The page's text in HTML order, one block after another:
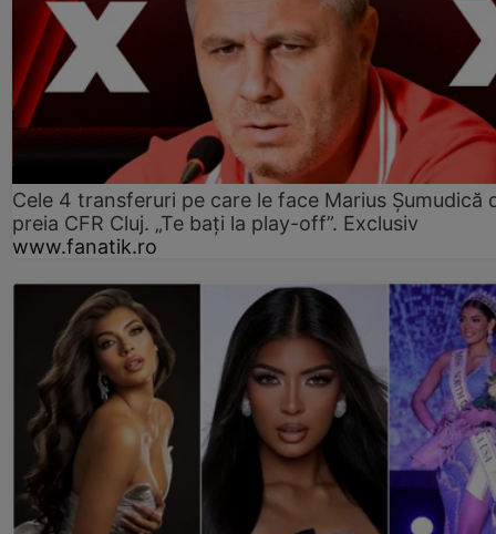
Cele 4 transferuri pe care le face Marius Șumudică
preia CFR Cluj. „Te bați la play-off”. Exclusiv
www.fanatik.ro